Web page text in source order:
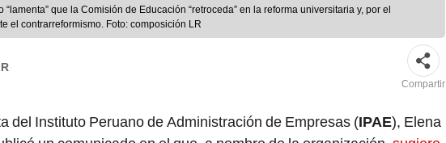
la Comisión de Educación “retroceda” en la reforma universitaria y, por el
el contrarreformismo. Foto: composición LR
Compartir
del Instituto Peruano de Administración de Empresas (IPAE), Elena